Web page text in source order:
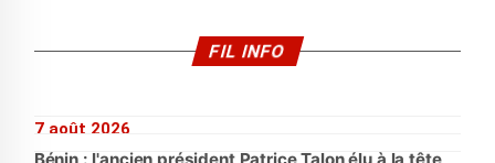
FIL INFO
7 août 2026